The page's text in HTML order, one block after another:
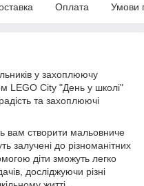
Оплата Умови
у захоплюючу
LEGO City "День у школі"
та захоплюючі
вам створити мальовниче
залучені до різноманітних
діти зможуть легко
досліджуючи різні